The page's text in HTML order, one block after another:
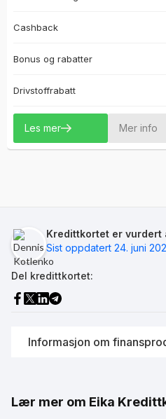
Cashback
Bonus og rabatter
Drivstoffrabatt
Les mer Mer info
Kredittkortet er vurdert
Sist oppdatert 24. juni
Del kredittkortet:
Informasjon om
Derfor samarbeider Fornye.no
Lær mer om Eika